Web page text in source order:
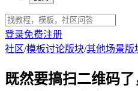
登录免费注册
社区/模板讨论版块/其他场景版
既然要搞扫二维码